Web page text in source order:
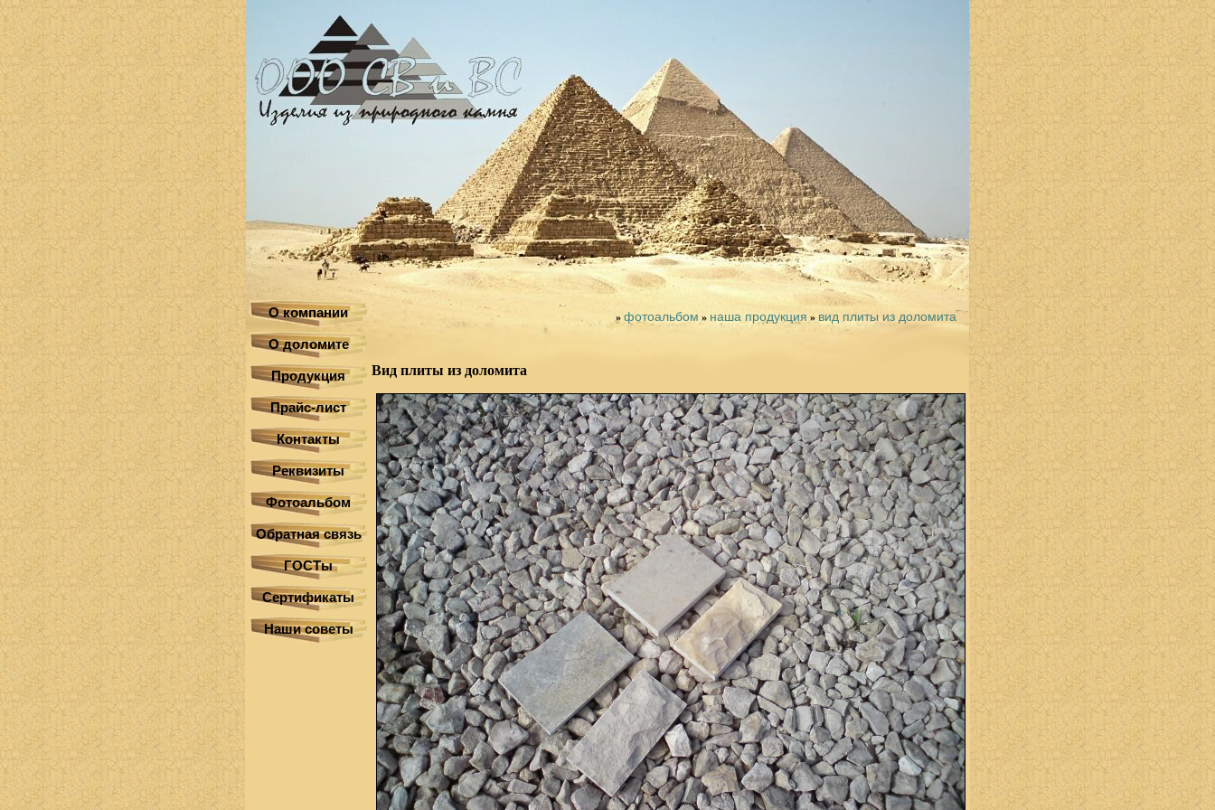
О компании
О доломите
Продукция
Прайс-лист
Контакты
Реквизиты
Фотоальбом
Обратная связь
ГОСТы
Сертификаты
Наши советы
» фотоальбом » наша продукция » вид плиты из доломита
Вид плиты из доломита